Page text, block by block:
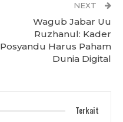
NEXT
Wagub Jabar Uu
Ruzhanul: Kader
Posyandu Harus Paham
Dunia Digital
Terkait